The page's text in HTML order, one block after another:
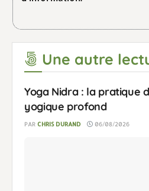
Une autre
Yoga Nidra : la pratique
yogique profond
PAR CHRIS DURAND 06/08/2026